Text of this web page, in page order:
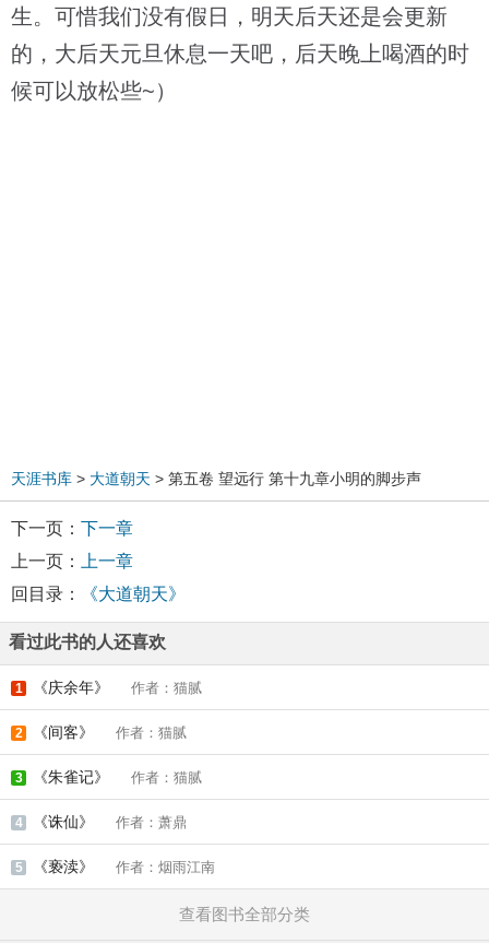
生。可惜我们没有假日，明天后天还是会更新
的，大后天元旦休息一天吧，后天晚上喝酒的时
候可以放松些~）
天涯书库 > 大道朝天 > 第五卷 望远行 第十九章小明的脚步声
下一页： 下一章
上一页：
上一章
回目录：
《大道朝天》
看过此书的人还喜欢
1 《庆余年》 作者：猫腻
2 《间客》 作者：猫腻
3 《朱雀记》 作者：猫腻
4 《诛仙》 作者：萧鼎
5 《亵渎》 作者：烟雨江南
查看图书全部分类